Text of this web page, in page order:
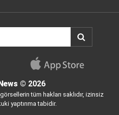
© 2026
tüm hakları saklıdır, izinsiz
yaptırıma tabidir.